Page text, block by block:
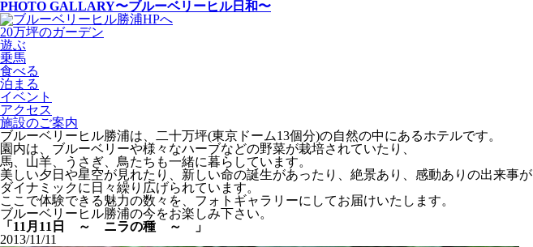
PHOTO GALLARY〜ブルーベリーヒル日和〜
20万坪のガーデン
遊ぶ
乗馬
食べる
泊まる
イベント
アクセス
施設のご案内
ブルーベリーヒル勝浦は、二十万坪(東京ドーム13個分)の自然の中にあるホテルです。
園内は、ブルーベリーや様々なハーブなどの野菜が栽培されていたり、
馬、山羊、うさぎ、鳥たちも一緒に暮らしています。
美しい夕日や星空が見れたり、新しい命の誕生があったり、絶景あり、感動ありの出来事が
ダイナミックに日々繰り広げられています。
ここで体験できる魅力の数々を、フォトギャラリーにしてお届けいたします。
ブルーベリーヒル勝浦の今をお楽しみ下さい。
「11月11日 ～ ニラの種 ～ 」
2013/11/11